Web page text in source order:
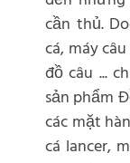
cần thủ.
cá, máy
đồ câu ...
sản phẩm
các mặt
cá lancer,